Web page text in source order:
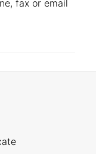
fax or email